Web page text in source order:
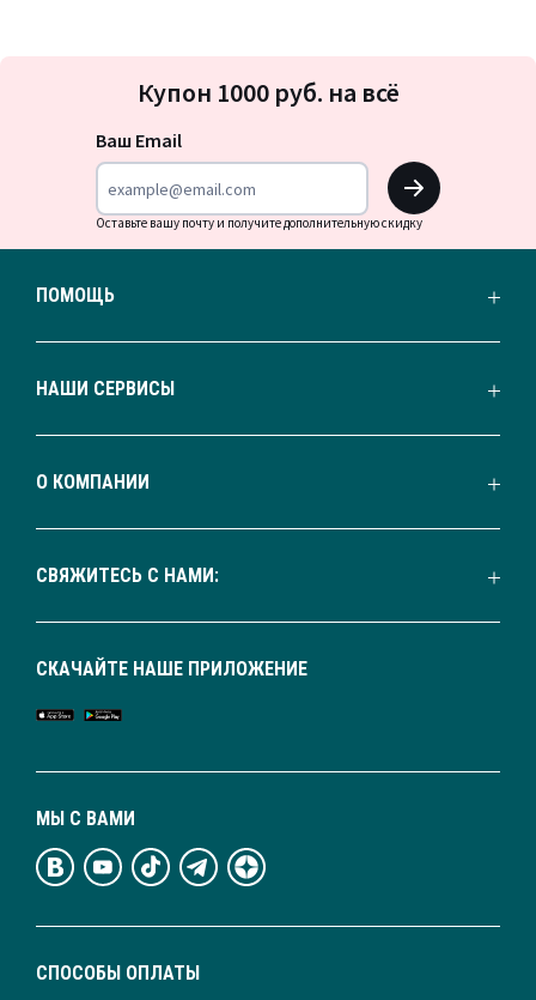
на
Купон 1000 руб. на всё
Ваш Email
OK
Оставьте вашу почту и получите дополнительную скидку
ПОМОЩЬ
НАШИ СЕРВИСЫ
О КОМПАНИИ
СВЯЖИТЕСЬ С НАМИ:
СПОСОБЫ ОПЛАТЫ
МЫ С ВАМИ
СКАЧАЙТЕ НАШЕ ПРИЛОЖЕНИЕ